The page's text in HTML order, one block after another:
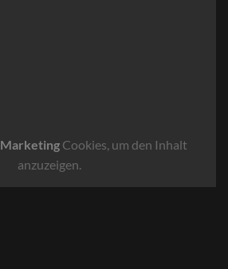
MarketingCookies, um den Inhalt
anzuzeigen.